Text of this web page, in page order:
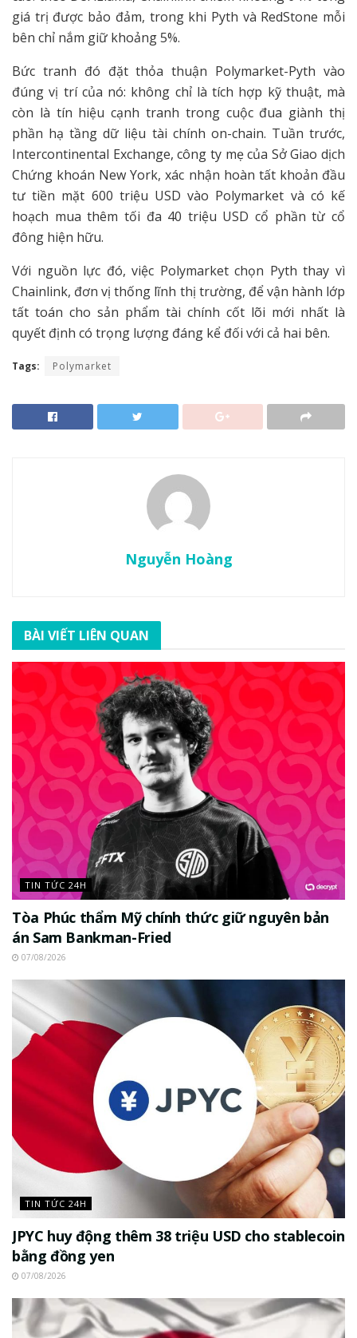
giá trị được bảo đảm, trong khi Pyth và RedStone mỗi
bên chỉ nắm giữ khoảng 5%.
Bức tranh đó đặt thỏa thuận Polymarket-Pyth vào
đúng vị trí của nó: không chỉ là tích hợp kỹ thuật, mà
còn là tín hiệu cạnh tranh trong cuộc đua giành thị
phần hạ tầng dữ liệu tài chính on-chain. Tuần trước,
Intercontinental Exchange, công ty mẹ của Sở Giao dịch
Chứng khoán New York, xác nhận hoàn tất khoản đầu
tư tiền mặt 600 triệu USD vào Polymarket và có kế
hoạch mua thêm tối đa 40 triệu USD cổ phần từ cổ
đông hiện hữu.
Với nguồn lực đó, việc Polymarket chọn Pyth thay vì
Chainlink, đơn vị thống lĩnh thị trường, để vận hành lớp
tất toán cho sản phẩm tài chính cốt lõi mới nhất là
quyết định có trọng lượng đáng kể đối với cả hai bên.
Tags: Polymarket
Nguyễn Hoàng
BÀI VIẾT LIÊN QUAN
TIN TỨC 24H
Tòa Phúc thẩm Mỹ chính thức giữ nguyên bản
án Sam Bankman-Fried
07/08/2026
TIN TỨC 24H
JPYC huy động thêm 38 triệu USD cho stablecoin
bằng đồng yen
07/08/2026